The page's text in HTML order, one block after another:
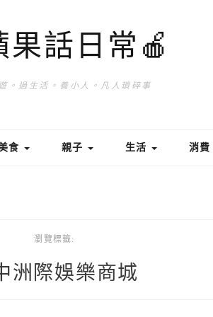
果話日常🍎
。過生活。養小人。凡人瑣碎事
食 親子 生活 消費
瀏覽標籤:
洲際娛樂商城